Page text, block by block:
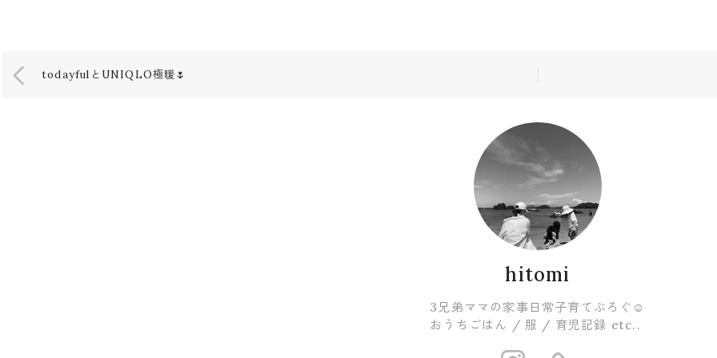
todayfulとUNIQLO極暖🌷
hitomi
3兄弟ママの家事日常子育てぶろぐ☺︎
おうちごはん / 服 / 育児記録 etc..